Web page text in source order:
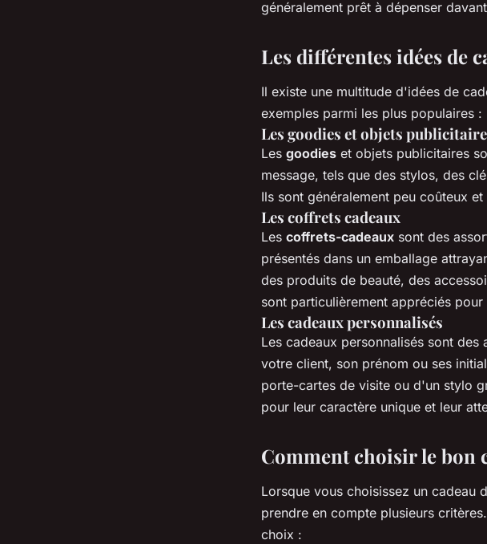
généralement prêt à dépenser
Les différentes idées de
Il existe une multitude d'idées de
exemples parmi les plus populaires :
Les goodies et objets
Les goodies et objets publicitaires
message, tels que des stylos, des
Ils sont généralement peu coûteux
Les coffrets cadeaux
Les coffrets-cadeaux sont des
présentés dans un emballage
des produits de beauté, des
sont particulièrement appréciés
Les cadeaux personnalisés
Les cadeaux personnalisés sont
votre client, son prénom ou ses
porte-cartes de visite ou d'un stylo
pour leur caractère unique et leur
Comment choisir le bon
Lorsque vous choisissez un cadeau
prendre en compte plusieurs
choix :